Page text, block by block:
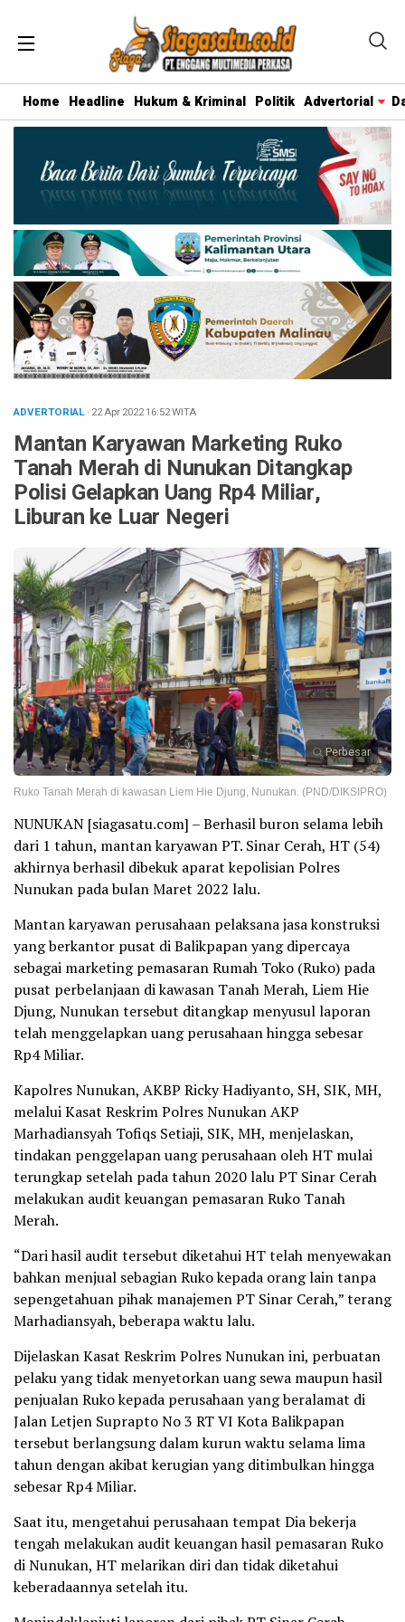
Home Headline Hukum & Kriminal Politik Advertorial
ADVERTORIAL· 22 Apr 202216:52WITA
Mantan Karyawan Marketing Ruko
Tanah Merah di Nunukan Ditangkap
Polisi Gelapkan Uang Rp4 Miliar,
Liburan ke Luar Negeri
Perbesar
Ruko Tanah Merah di kawasan Liem Hie Djung, Nunukan. (PND/DIKSIPRO)
NUNUKAN [siagasatu.com] – Berhasil buron selama lebih
dari 1 tahun, mantan karyawan PT. Sinar Cerah, HT (54)
akhirnya berhasil dibekuk aparat kepolisian Polres
Nunukan pada bulan Maret 2022 lalu.
Mantan karyawan perusahaan pelaksana jasa konstruksi
yang berkantor pusat di Balikpapan yang dipercaya
sebagai marketing pemasaran Rumah Toko (Ruko) pada
pusat perbelanjaan di kawasan Tanah Merah, Liem Hie
Djung, Nunukan tersebut ditangkap menyusul laporan
telah menggelapkan uang perusahaan hingga sebesar
Rp4 Miliar.
Kapolres Nunukan, AKBP Ricky Hadiyanto, SH, SIK, MH,
melalui Kasat Reskrim Polres Nunukan AKP
Marhadiansyah Tofiqs Setiaji, SIK, MH, menjelaskan,
tindakan penggelapan uang perusahaan oleh HT mulai
terungkap setelah pada tahun 2020 lalu PT Sinar Cerah
melakukan audit keuangan pemasaran Ruko Tanah
Merah.
“Dari hasil audit tersebut diketahui HT telah menyewakan
bahkan menjual sebagian Ruko kepada orang lain tanpa
sepengetahuan pihak manajemen PT Sinar Cerah,” terang
Marhadiansyah, beberapa waktu lalu.
Dijelaskan Kasat Reskrim Polres Nunukan ini, perbuatan
pelaku yang tidak menyetorkan uang sewa maupun hasil
penjualan Ruko kepada perusahaan yang beralamat di
Jalan Letjen Suprapto No 3 RT VI Kota Balikpapan
tersebut berlangsung dalam kurun waktu selama lima
tahun dengan akibat kerugian yang ditimbulkan hingga
sebesar Rp4 Miliar.
Saat itu, mengetahui perusahaan tempat Dia bekerja
tengah melakukan audit keuangan hasil pemasaran Ruko
di Nunukan, HT melarikan diri dan tidak diketahui
keberadaannya setelah itu.